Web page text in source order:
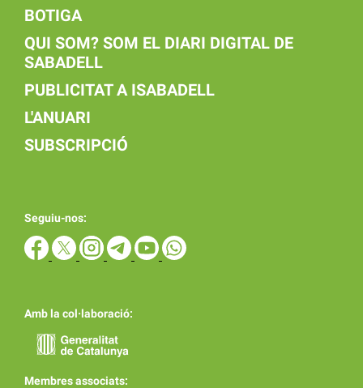
BOTIGA
QUI SOM? SOM EL DIARI DIGITAL DE
SABADELL
PUBLICITAT A ISABADELL
L'ANUARI
SUBSCRIPCIÓ
Seguiu-nos:
Amb la col·laboració:
Membres associats: